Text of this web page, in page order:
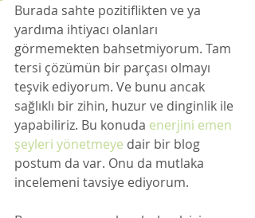
Burada sahte pozitiflikten ve ya
yardıma ihtiyacı olanları
görmemekten bahsetmiyorum. Tam
tersi çözümün bir parçası olmayı
teşvik ediyorum. Ve bunu ancak
sağlıklı bir zihin, huzur ve dinginlik ile
yapabiliriz. Bu konuda enerjini emen
şeyleri yönetmeye dair bir blog
postum da var. Onu da mutlaka
incelemeni tavsiye ediyorum.